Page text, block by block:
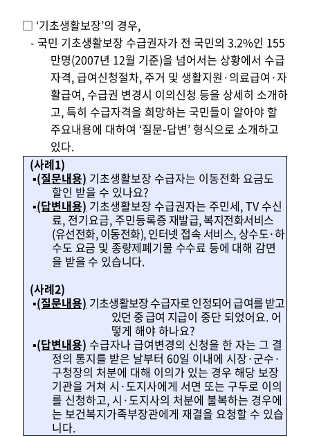
□ ‘기초생활보장’의 경우,
- 국민 기초생활보장 수급권자가 전 국민의 3.2%인 155
만명(2007년 12월 기준)을 넘어서는 상황에서 수급
자격, 급여신청절차, 주거 및 생활지원·의료급여·자
활급여, 수급권 변경시 이의신청 등을 상세히 소개하
고, 특히 수급자격을 희망하는 국민들이 알아야 할
주요내용에 대하여 ‘질문-답변’ 형식으로 소개하고
있다.
(사례1)
▪(질문내용) 기초생활보장 수급자는 이동전화 요금도
할인 받을 수 있나요?
▪(답변내용) 기초생활보장 수급권자는 주민세, TV 수신
료, 전기요금, 주민등록증 재발급, 복지전화서비스
(유선전화, 이동전화), 인터넷 접속 서비스, 상수도·하
수도 요금 및 종량제폐기물 수수료 등에 대해 감면
을 받을 수 있습니다.
(사례2)
▪(질문내용) 기초생활보장 수급자로 인정되어 급여를 받고
있던 중 급여 지급이 중단 되었어요. 어
떻게 해야 하나요?
▪(답변내용) 수급자나 급여변경의 신청을 한 자는 그 결
정의 통지를 받은 날부터 60일 이내에 시장·군수·
구청장의 처분에 대해 이의가 있는 경우 해당 보장
기관을 거쳐 시·도지사에게 서면 또는 구두로 이의
를 신청하고, 시·도지사의 처분에 불복하는 경우에
는 보건복지가족부장관에게 재결을 요청할 수 있습
니다.